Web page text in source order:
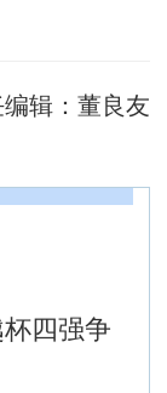
辑： 董良友
四强争